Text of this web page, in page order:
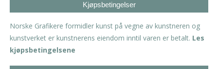
Kjøpsbetingelser
Norske Grafikere formidler kunst på vegne av kunstneren og
kunstverket er kunstnerens eiendom inntil varen er betalt. Les
kjøpsbetingelsene